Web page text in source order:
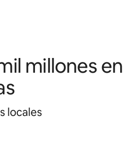
millones en
locales